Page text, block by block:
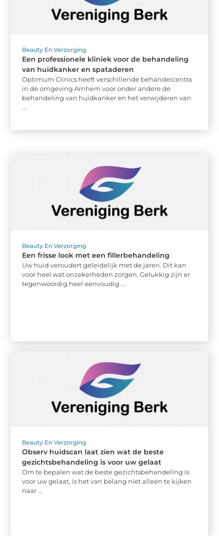
Beauty En Verzorging
Een professionele kliniek voor de behandeling
van huidkanker en spataderen
Optimum Clinics heeft verschillende behandelcentra
in de omgeving Arnhem voor onder andere de
behandeling van huidkanker en het verwijderen van
...
Beauty En Verzorging
Een frisse look met een fillerbehandeling
Uw huid veroudert geleidelijk met de jaren. Dit kan
voor heel wat onzekerheden zorgen. Gelukkig zijn er
tegenwoordig heel eenvoudig ...
Beauty En Verzorging
Observ huidscan laat zien wat de beste
gezichtsbehandeling is voor uw gelaat
Om te bepalen wat de beste gezichtsbehandeling is
voor uw gelaat, is het van belang niet alleen te kijken
naar ...